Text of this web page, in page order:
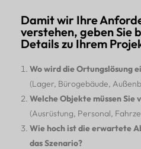
Damit wir Ihre
verstehen, geben Sie
Details zu Ihrem
Wo wird die Ortungslösung
(Lager, Bürogebäude,
Welche Objekte müssen Sie
(Ausrüstung, Personal,
Wie hoch ist die erwartete
das Szenario?